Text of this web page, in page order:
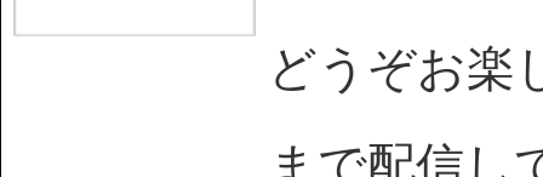
どうぞお楽
まで配信